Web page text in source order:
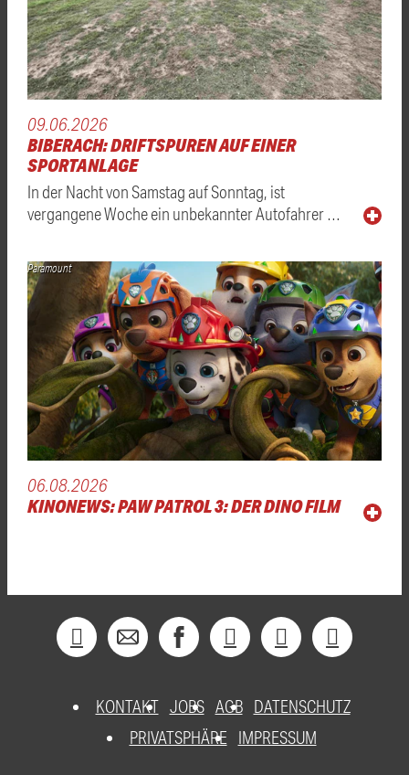
09.06.2026
BIBERACH: DRIFTSPUREN AUF EINER
SPORTANLAGE
In der Nacht von Samstag auf Sonntag, ist
vergangene Woche ein unbekannter Autofahrer …
Paramount
06.08.2026
KINONEWS: PAW PATROL 3: DER DINO FILM
KONTAKT JOBS AGB DATENSCHUTZ
PRIVATSPHÄRE
IMPRESSUM